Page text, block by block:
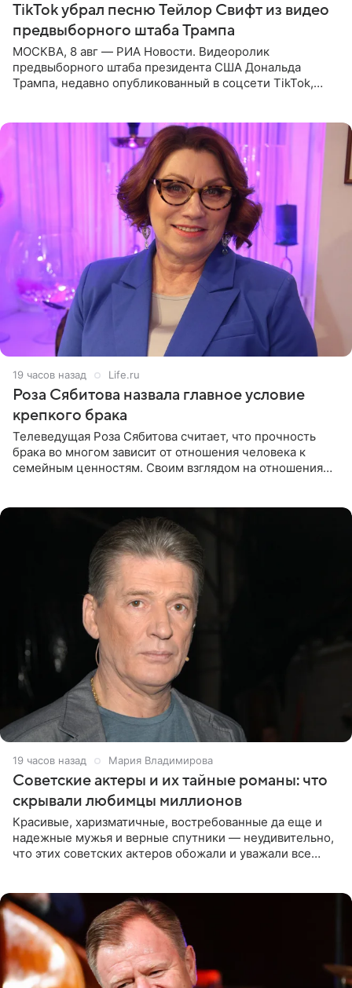
TikTok убрал песню Тейлор Свифт из видео
предвыборного штаба Трампа
МОСКВА, 8 авг — РИА Новости. Видеоролик
предвыборного штаба президента США Дональда
Трампа, недавно опубликованный в соцсети TikTok,
19 часов назад Life.ru
Роза Сябитова назвала главное условие
крепкого брака
Телеведущая Роза Сябитова считает, что прочность
брака во многом зависит от отношения человека к
семейным ценностям. Своим взглядом на отношения
19 часов назад Мария Владимирова
Советские актеры и их тайные романы: что
скрывали любимцы миллионов
Красивые, харизматичные, востребованные да еще и
надежные мужья и верные спутники — неудивительно,
что этих советских актеров обожали и уважали все